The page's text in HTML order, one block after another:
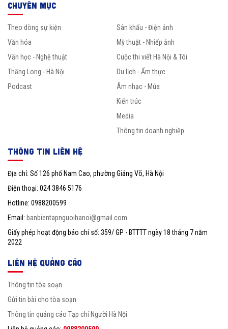
CHUYÊN MỤC
Theo dòng sự kiện
Văn hóa
Văn học - Nghệ thuật
Thăng Long - Hà Nội
Podcast
Sân khấu - Điện ảnh
Mỹ thuật - Nhiếp ảnh
Cuộc thi viết Hà Nội & Tôi
Du lịch - Ẩm thực
Âm nhạc - Múa
Kiến trúc
Media
Thông tin doanh nghiệp
THÔNG TIN LIÊN HỆ
Địa chỉ: Số 126 phố Nam Cao, phường Giảng Võ, Hà Nội
Điện thoại: 024 3846 5176
Hotline: 0988200599
Email: banbientapnguoihanoi@gmail.com
Giấy phép hoạt động báo chí số: 359/ GP - BTTTT ngày 18 tháng 7 năm
2022
LIÊN HỆ QUẢNG CÁO
Thông tin tòa soạn
Gửi tin bài cho tòa soạn
Thông tin quảng cáo Tạp chí Người Hà Nội